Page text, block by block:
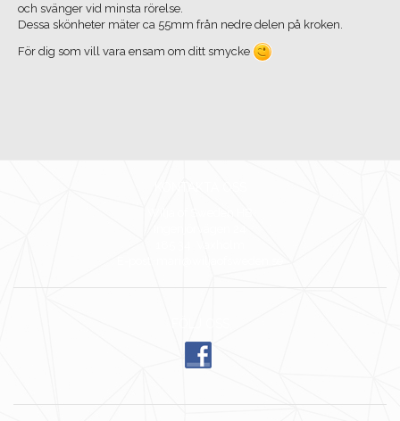
och svänger vid minsta rörelse.
Dessa skönheter mäter ca 55mm från nedre delen på kroken.
För dig som vill vara ensam om ditt smycke